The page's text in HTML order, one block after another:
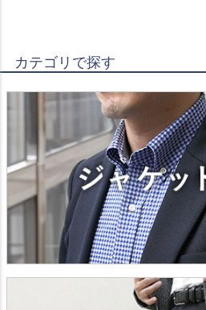
カテゴリで探す